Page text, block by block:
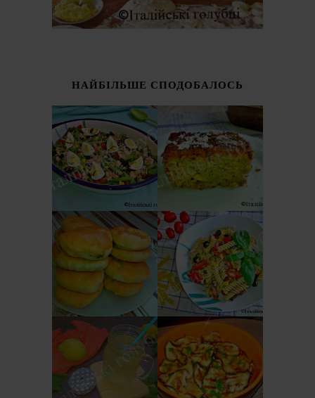
НАЙБІЛЬШЕ СПОДОБАЛОСЬ
ІТАЛІЙСЬКИЙ
САЛАТ З
КВАСОЛІ -
ШПАРАГІВКИ
(INSALATA DI
FAGIOLINI)
СОЛОДКИЙ
ПИРІГ З
КАБАЧКІВ
(TORTA DOLCE DI
ZUCCHINE)
ОСЕТИНСЬКІ
ПИРІЖКИ ЗІ
ШПИНАТОМ І
СИРОМ
ІТАЛІЙСЬКИЙ
САЛАТ З
МАКАРОНІВ
(PASTA FREDDA)
ЛИМОНАД З
БАЗИЛІКОМ
(LIMONATA AL
BASILICO)
ЗАКУСКА З
БАКЛАЖАНІВ
ПО-ІТАЛІЙСЬКИ
(ANTIPASTO DI
MELANZANE)